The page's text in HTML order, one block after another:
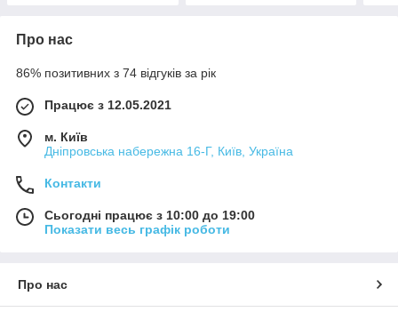
Про нас
86% позитивних з 74 відгуків за рік
Працює з 12.05.2021
м. Київ
Дніпровська набережна 16-Г, Київ, Україна
Контакти
Сьогодні працює з 10:00 до 19:00
Показати весь графік роботи
Про нас